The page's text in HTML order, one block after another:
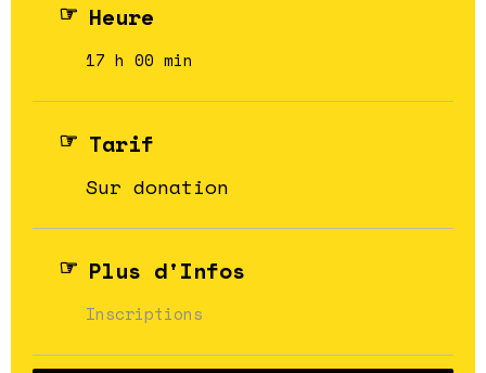
Heure
17 h 00 min
Tarif
Sur donation
Plus d'Infos
Inscriptions